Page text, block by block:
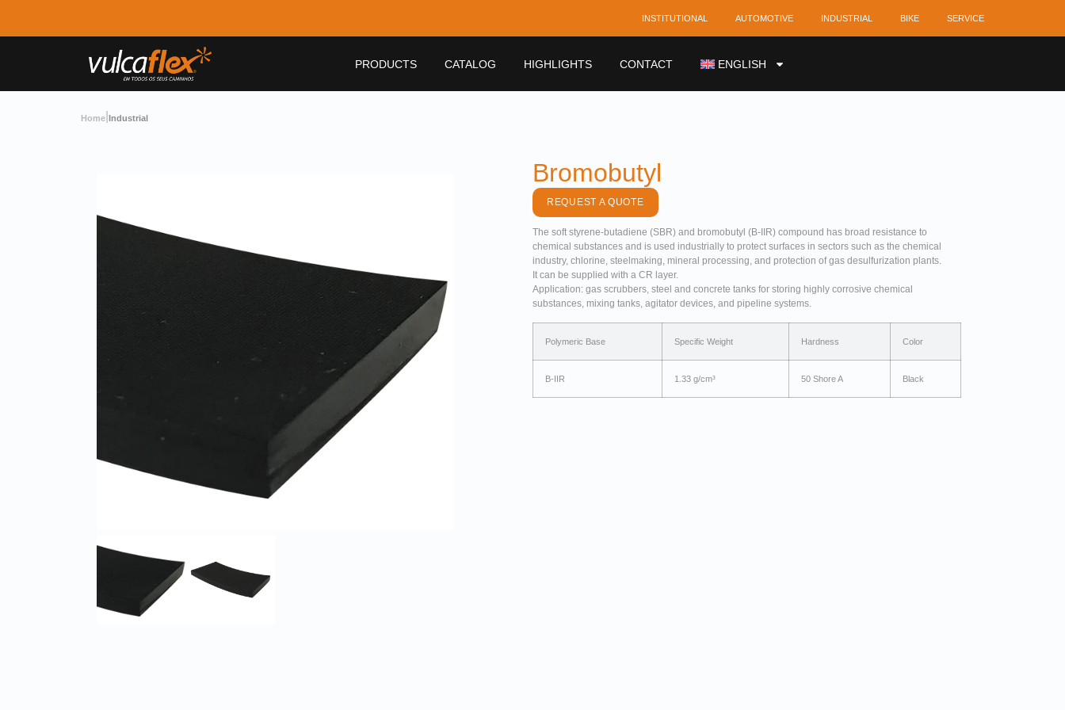
INSTITUTIONAL AUTOMOTIVE INDUSTRIAL BIKE SERVICE
PRODUCTS CATALOG HIGHLIGHTS CONTACT ENGLISH
Home Industrial
Bromobutyl
REQUEST A QUOTE
The soft styrene-butadiene (SBR) and bromobutyl (B-IIR) compound has broad resistance to
chemical substances and is used industrially to protect surfaces in sectors such as the chemical
industry, chlorine, steelmaking, mineral processing, and protection of gas desulfurization plants.
It can be supplied with a CR layer.
Application: gas scrubbers, steel and concrete tanks for storing highly corrosive chemical
substances, mixing tanks, agitator devices, and pipeline systems.
Polymeric Base Specific Weight Hardness Color
B-IIR 1.33 g/cm³ 50 Shore A Black